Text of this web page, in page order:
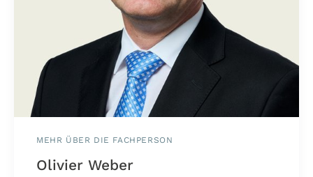
MEHR ÜBER DIE FACHPERSON
Olivier Weber